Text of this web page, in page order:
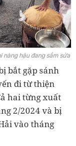
hậu đang sắm sửa
bắt gặp sánh
đi từ thiện
hai từng xuất
2/2024 và bị
vào tháng